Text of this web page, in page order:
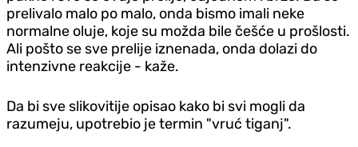
prelivalo malo po malo, onda bismo imali neke
normalne oluje, koje su možda bile češće u prošlosti.
Ali pošto se sve prelije iznenada, onda dolazi do
intenzivne reakcije - kaže.
Da bi sve slikovitije opisao kako bi svi mogli da
razumeju, upotrebio je termin "vruć tiganj".